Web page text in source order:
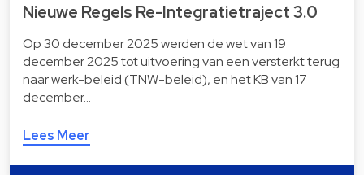
Nieuwe Regels Re-Integratietraject 3.0
Op 30 december 2025 werden de wet van 19
december 2025 tot uitvoering van een versterkt terug
naar werk-beleid (TNW-beleid), en het KB van 17
december…
Lees Meer